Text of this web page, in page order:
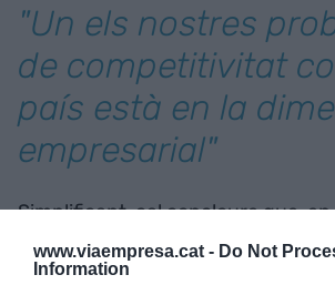
www.viaempresa.cat - Do Not
Information
"Un els nostres
de competitivitat
país està en la
empresarial"
Simplificant, cal concloure que,
d’obertura comercial a Europa i
els nostres problemes de